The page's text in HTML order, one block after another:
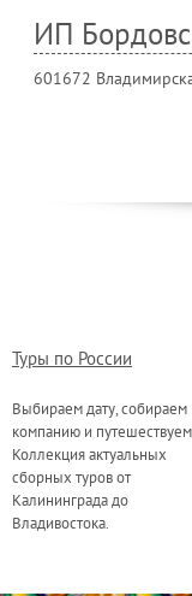
ИП
601672
Туры по России
Выбираем дату, собираем
компанию и
Коллекция актуальных
сборных туров от
Калининграда до
Владивостока.